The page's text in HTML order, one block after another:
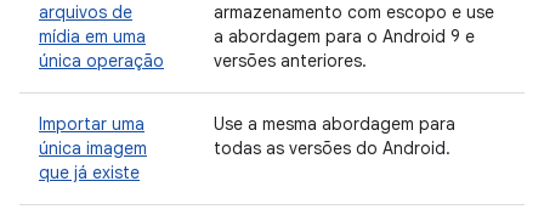
arquivos de
mídia em uma
única operação
armazenamento com escopo e use
a abordagem para o Android 9 e
versões anteriores.
Importar uma
única imagem
que já existe
Use a mesma abordagem para
todas as versões do Android.